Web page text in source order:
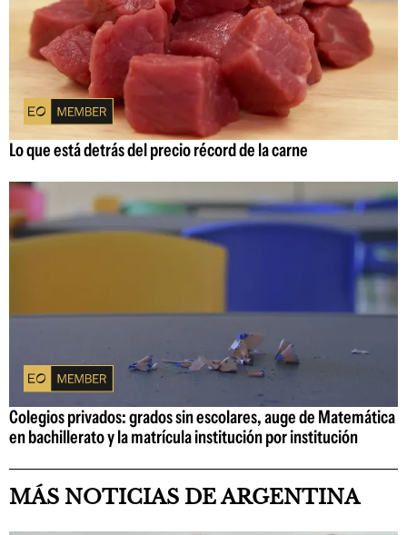
Lo que está detrás del precio récord de la carne
Colegios privados: grados sin escolares, auge de Matemática
en bachillerato y la matrícula institución por institución
MÁS NOTICIAS DE ARGENTINA